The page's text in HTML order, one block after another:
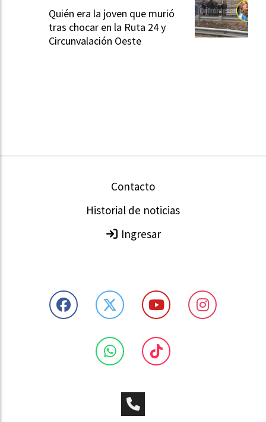
Quién era la joven que murió
tras chocar en la Ruta 24 y
Circunvalación Oeste
Contacto
Historial de noticias
Ingresar